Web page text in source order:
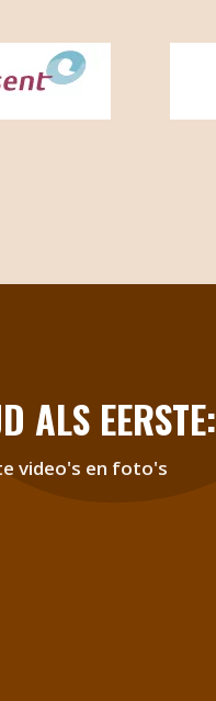
ALS EERSTE:
video's en foto's